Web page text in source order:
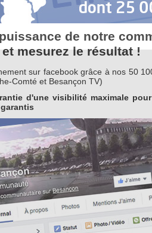
de notre
mesurez le résultat !
sur facebook grâce à nos 50
Comté et Besançon TV)
d'une visibilité maximale